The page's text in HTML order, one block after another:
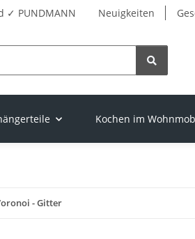
Neuigkeiten
✓ PUNDMANN
Kochen im
- Gitter